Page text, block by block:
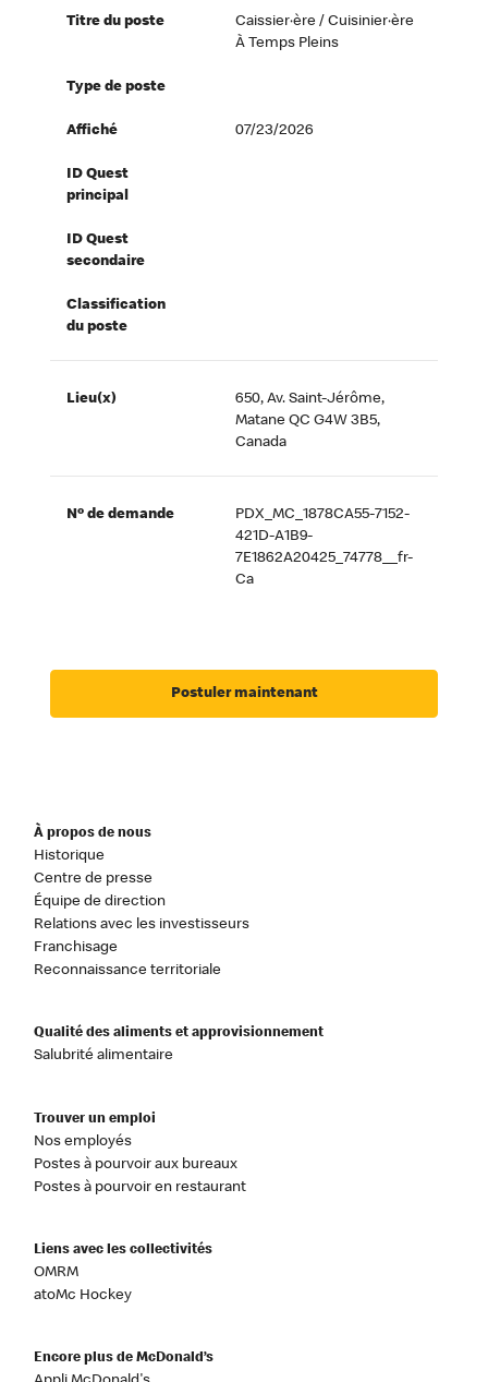
Titre du poste
Caissier·ère / Cuisinier·ère
À Temps Pleins
Type de poste
Affiché 07/23/2026
ID Quest
principal
ID Quest
secondaire
Classification
du poste
Lieu(x)
650, Av. Saint-Jérôme,
Matane QC G4W 3B5,
Canada
Nº de demande
PDX_MC_1878CA55-7152-
421D-A1B9-
7E1862A20425_74778__fr-
Ca
Postuler maintenant
À propos de nous
Historique
Centre de presse
Équipe de direction
Relations avec les investisseurs
Franchisage
Reconnaissance territoriale
Qualité des aliments et approvisionnement
Salubrité alimentaire
Trouver un emploi
Nos employés
Postes à pourvoir aux bureaux
Postes à pourvoir en restaurant
Liens avec les collectivités
OMRM
atoMc Hockey
Encore plus de McDonald’s